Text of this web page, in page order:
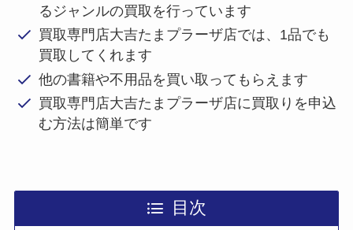
るジャンルの買取を行っています
買取専門店大吉たまプラーザ店では、1品でも
買取してくれます
他の書籍や不用品を買い取ってもらえます
買取専門店大吉たまプラーザ店に買取りを申込
む方法は簡単です
目次